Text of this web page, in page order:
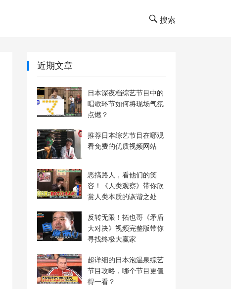
搜索
近期文章
日本深夜档综艺节目中的
唱歌环节如何将现场气氛
点燃？
推荐日本综艺节目在哪观
看免费的优质视频网站
恶搞路人，看他们的笑
容！《人类观察》带你欣
赏人类本质的诙谐之处
反转无限！拓也哥《矛盾
大对决》视频完整版带你
寻找终极大赢家
超详细的日本泡温泉综艺
节目攻略，哪个节目更值
得一看？